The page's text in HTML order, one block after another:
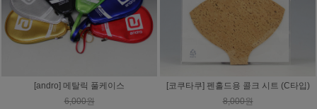
[andro] 메탈릭 풀케이스
6,000원
[코쿠타쿠] 펜홀드용 콜크 시트 (C타입)
8,000원